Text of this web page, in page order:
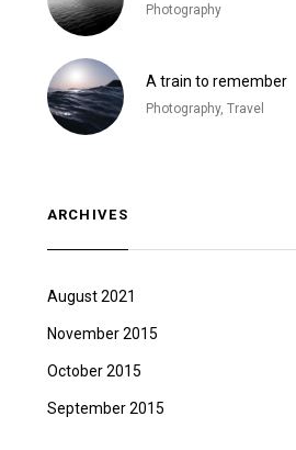
Photography
A train to remember
Photography, Travel
ARCHIVES
August 2021
November 2015
October 2015
September 2015